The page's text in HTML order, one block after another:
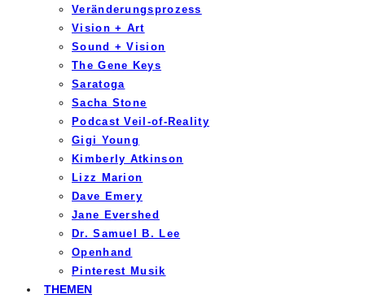
Veränderungsprozess
Vision + Art
Sound + Vision
The Gene Keys
Saratoga
Sacha Stone
Podcast Veil-of-Reality
Gigi Young
Kimberly Atkinson
Lizz Marion
Dave Emery
Jane Evershed
Dr. Samuel B. Lee
Openhand
Pinterest Musik
THEMEN